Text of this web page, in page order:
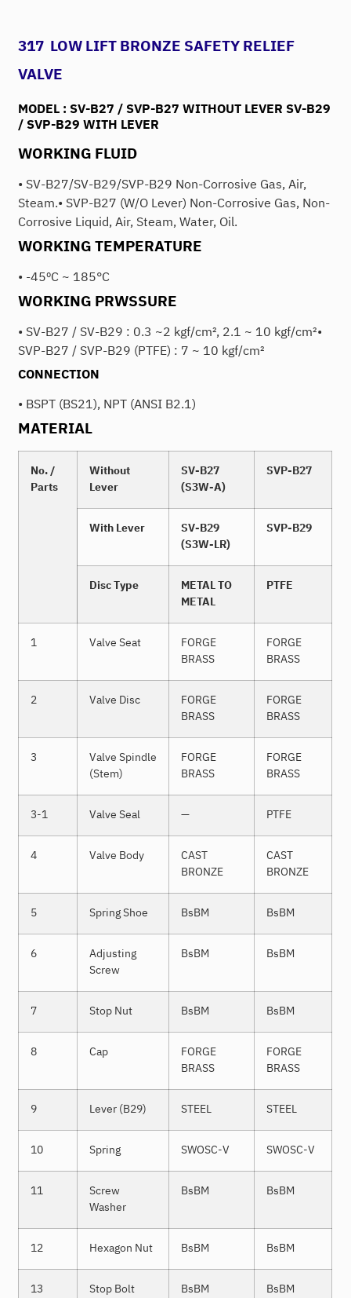
317 LOW LIFT BRONZE SAFETY RELIEF
VALVE
MODEL : SV-B27 / SVP-B27 WITHOUT LEVER SV-B29
/ SVP-B29 WITH LEVER
WORKING FLUID
• SV-B27/SV-B29/SVP-B29 Non-Corrosive Gas, Air,
Steam.• SVP-B27 (W/O Lever) Non-Corrosive Gas, Non-
Corrosive Liquid, Air, Steam, Water, Oil.
WORKING TEMPERATURE
• -45ºC ~ 185°C
WORKING PRWSSURE
• SV-B27 / SV-B29 : 0.3 ~2 kgf/cm², 2.1 ~ 10 kgf/cm²•
SVP-B27 / SVP-B29 (PTFE) : 7 ~ 10 kgf/cm²
CONNECTION
• BSPT (BS21), NPT (ANSI B2.1)
MATERIAL
No. /
Parts
Without
Lever
SV-B27
(S3W-A)
SVP-B27
With Lever
SV-B29
(S3W-LR)
SVP-B29
Disc Type
METAL TO
METAL
PTFE
1 Valve Seat
FORGE
BRASS
FORGE
BRASS
2 Valve Disc
FORGE
BRASS
FORGE
BRASS
3
Valve Spindle
(Stem)
FORGE
BRASS
FORGE
BRASS
3-1 Valve Seal — PTFE
4 Valve Body
CAST
BRONZE
CAST
BRONZE
5 Spring Shoe BsBM BsBM
6
Adjusting
Screw
BsBM BsBM
7 Stop Nut BsBM BsBM
8 Cap
FORGE
BRASS
FORGE
BRASS
9 Lever (B29) STEEL STEEL
10 Spring SWOSC-V SWOSC-V
11
Screw
Washer
BsBM BsBM
12 Hexagon Nut BsBM BsBM
13 Stop Bolt BsBM BsBM